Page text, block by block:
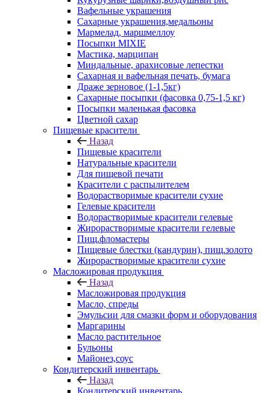
Вафельные украшения
Сахарные украшения,медальоны
Мармелад, маршмеллоу
Посыпки MIXIE
Мастика, марципан
Миндальные, арахисовые лепестки
Сахарная и вафельная печать, бумага
Драже зерновое (1-1,5кг)
Сахарные посыпки (фасовка 0,75-1,5 кг)
Посыпки маленькая фасовка
Цветной сахар
Пищевые красители
Назад
Пищевые красители
Натуральные красители
Для пищевой печати
Красители с распылителем
Водорастворимые красители сухие
Гелевые красители
Водорастворимые красители гелевые
Жирорастворимые красители гелевые
Пищ.фломастеры
Пищевые блестки (кандурин), пищ.золото
Жирорастворимые красители сухие
Масложировая продукция
Назад
Масложировая продукция
Масло, спреды
Эмульсии для смазки форм и оборудования
Маргарины
Масло растительное
Бульоны
Майонез,соус
Кондитерский инвентарь
Назад
Кондитерский инвентарь